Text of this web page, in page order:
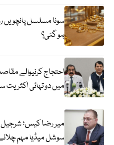
سونا مسلسل پانچویں
ہو گئی؟
احتجاج کرنیوالے
میں دو تہائی اکثریت
میر رضا کیس؛ شرجیل
سوشل میڈیا مہم چلانے